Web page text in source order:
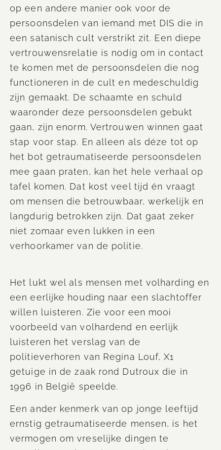
op een andere manier ook voor de
persoonsdelen van iemand met DIS die in
een satanisch cult verstrikt zit. Een diepe
vertrouwensrelatie is nodig om in contact
te komen met de persoonsdelen die nog
functioneren in de cult en medeschuldig
zijn gemaakt. De schaamte en schuld
waaronder deze persoonsdelen gebukt
gaan, zijn enorm. Vertrouwen winnen gaat
stap voor stap. En alleen als déze tot op
het bot getraumatiseerde persoonsdelen
mee gaan praten, kan het hele verhaal op
tafel komen. Dat kost veel tijd én vraagt
om mensen die betrouwbaar, werkelijk en
langdurig betrokken zijn. Dat gaat zeker
niet zomaar even lukken in een
verhoorkamer van de politie.
Het lukt wel als mensen met volharding en
een eerlijke houding naar een slachtoffer
willen luisteren. Zie voor een mooi
voorbeeld van volhardend en eerlijk
luisteren het verslag van de
politieverhoren van Regina Louf, X1
getuige in de zaak rond Dutroux die in
1996 in België speelde.
Een ander kenmerk van op jonge leeftijd
ernstig getraumatiseerde mensen, is het
vermogen om vreselijke dingen te